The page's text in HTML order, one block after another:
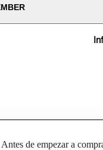
Antes de empezar a